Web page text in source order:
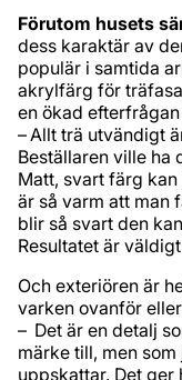
Förutom husets
dess karaktär av
populär i samtida
akrylfärg för
en ökad
– Allt trä utvändigt
Beställaren ville ha
Matt, svart färg
är så varm att man
blir så svart den
Resultatet är
Och exteriören är
varken ovanför
– Det är en detalj
märke till, men
uppskattar. Det ger